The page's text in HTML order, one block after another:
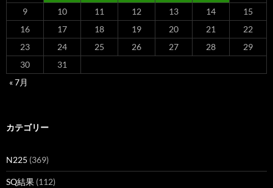
9
10 11 12 13 14
15
16
17 18 19 20 21
22
23
24 25 26 27 28
29
30
31
« 7月
カテゴリー
N225 (369)
SQ結果 (112)